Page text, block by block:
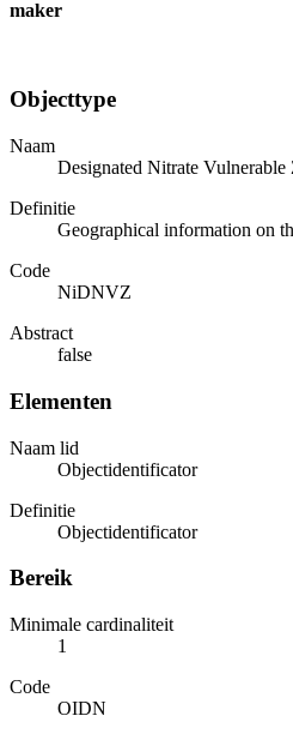
maker
Objecttype
Naam
Designated Nitrate
Definitie
Geographical information on
Code
NiDNVZ
Abstract
false
Elementen
Naam lid
Objectidentificator
Definitie
Objectidentificator
Bereik
Minimale cardinaliteit
1
Code
OIDN